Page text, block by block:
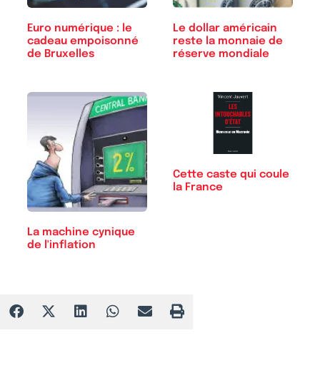
Euro numérique : le
cadeau empoisonné
de Bruxelles
Le dollar américain
reste la monnaie de
réserve mondiale
La machine cynique
de l'inflation
Cette caste qui coule
la France